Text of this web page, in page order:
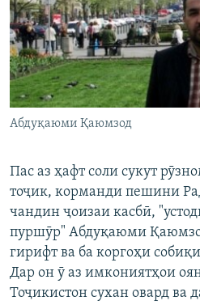
ГУЗОРИШҲОИ РАДИОӢ
Русский
ПАЙГИРӢ КУНЕД
Ҳамаи сомонаҳои RFE/RL
Абдуқаюми Қаюмзод
Пас аз ҳафт соли сукут
тоҷик, корманди пешини
чандин ҷоизаи касбӣ,
пуршӯр" Абдуқаюми
гирифт ва ба коргоҳи
Дар он ӯ аз имкониятҳои
Тоҷикистон сухан овард ва